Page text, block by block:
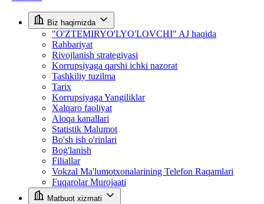
Biz haqimizda
"O'ZTEMIRYO'LYO'LOVCHI" AJ haqida
Rahbariyat
Rivojlanish strategiyasi
Korrupsiyaga qarshi ichki nazorat
Tashkiliy tuzilma
Tarix
Korrupsiyaga Yangiliklar
Xalqaro faoliyat
Aloqa kanallari
Statistik Malumot
Bo'sh ish o'rinlari
Bog'lanish
Filiallar
Vokzal Ma'lumotxonalarining Telefon Raqamlari
Fuqarolar Murojaati
Matbuot xizmati